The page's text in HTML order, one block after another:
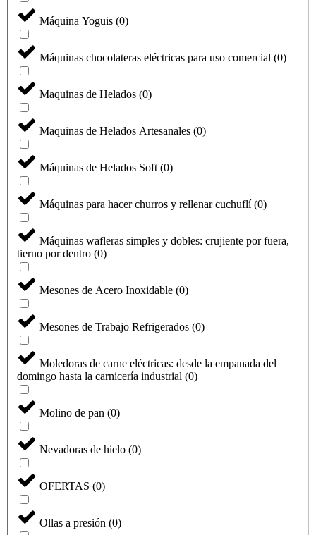
Máquina Yoguis (0)
Máquinas chocolateras eléctricas para uso comercial (0)
Maquinas de Helados (0)
Maquinas de Helados Artesanales (0)
Máquinas de Helados Soft (0)
Máquinas para hacer churros y rellenar cuchuflí (0)
Máquinas wafleras simples y dobles: crujiente por fuera,
tierno por dentro (0)
Mesones de Acero Inoxidable (0)
Mesones de Trabajo Refrigerados (0)
Moledoras de carne eléctricas: desde la empanada del
domingo hasta la carnicería industrial (0)
Molino de pan (0)
Nevadoras de hielo (0)
OFERTAS (0)
Ollas a presión (0)